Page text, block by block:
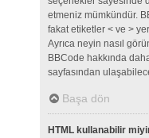
etmeniz mümkündür.
fakat etiketler < ve >
Ayrıca neyin nasıl
BBCode hakkında
sayfasından
Başa dön
HTML kullanabilir